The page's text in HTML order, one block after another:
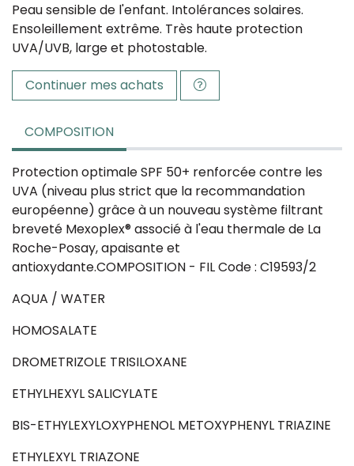
Peau sensible de l'enfant. Intolérances solaires.
Ensoleillement extrême. Très haute protection
UVA/UVB, large et photostable.
Continuer mes achats
COMPOSITION
Protection optimale SPF 50+ renforcée contre les
UVA (niveau plus strict que la recommandation
européenne) grâce à un nouveau système filtrant
breveté Mexoplex® associé à l'eau thermale de La
Roche-Posay, apaisante et
antioxydante.COMPOSITION - FIL Code : C19593/2
AQUA / WATER
HOMOSALATE
DROMETRIZOLE TRISILOXANE
ETHYLHEXYL SALICYLATE
BIS-ETHYLEXYLOXYPHENOL METOXYPHENYL TRIAZINE
ETHYLEXYL TRIAZONE